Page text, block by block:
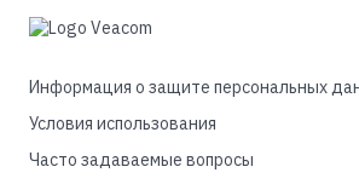
Информация о защите персональных
Условия использования
Часто задаваемые вопросы